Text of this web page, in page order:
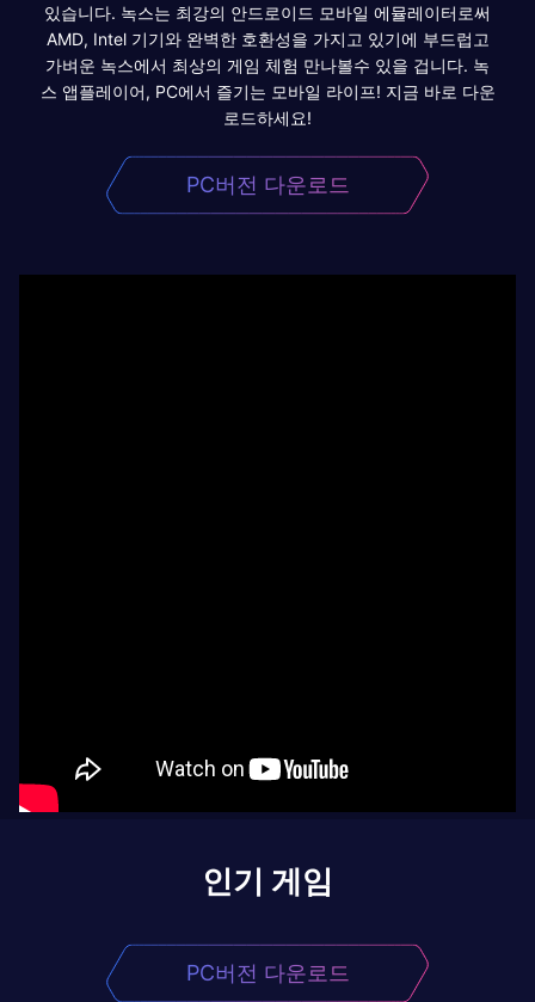
있습니다. 녹스는 최강의 안드로이드 모바일 에뮬레이터로써
AMD, Intel 기기와 완벽한 호환성을 가지고 있기에 부드럽고
가벼운 녹스에서 최상의 게임 체험 만나볼수 있을 겁니다. 녹
스 앱플레이어, PC에서 즐기는 모바일 라이프! 지금 바로 다운
로드하세요!
PC버전 다운로드
인기 게임
PC버전 다운로드